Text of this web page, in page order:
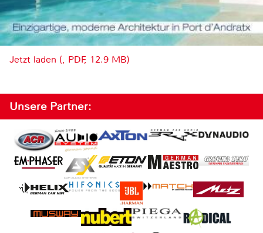
Jetzt laden (, PDF, 12.9 MB)
Unsere Partner: